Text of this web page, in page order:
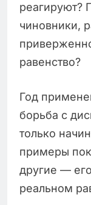
реагируют?
чиновники,
равенство?
Год
борьба с
только
примеры
другие —
реальном